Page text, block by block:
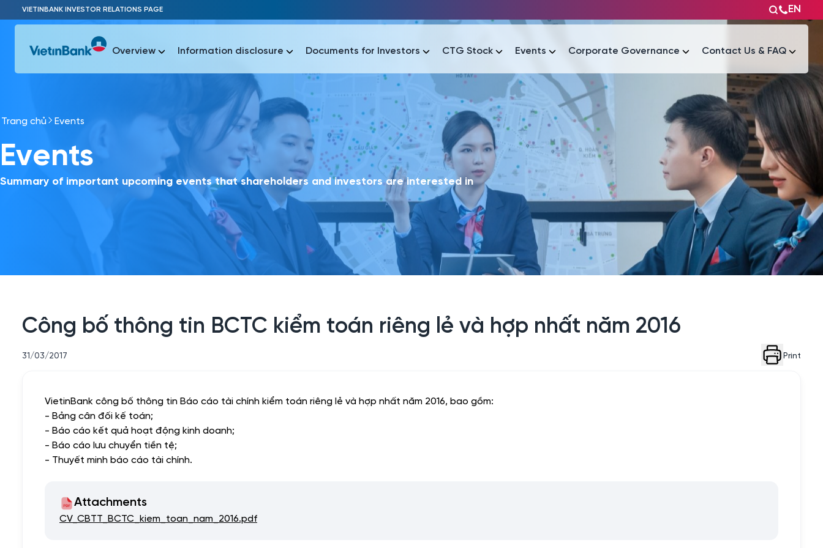
Skip to Main Content
VIETINBANK INVESTOR RELATIONS PAGE EN
Most Popular
Báo cáo tài chính Thông tin giao dịch Công bố thông tin Sự kiện
Overview Information disclosure Documents for Investors CTG Stock Events Corporate Governance Contact Us & FAQ
Most Popular
Thông tin giao dịch Công bố thông tin Tài liệu
Trang chủ Events
Events
Summary of important upcoming events that shareholders and investors are interested in
Công bố thông tin BCTC kiểm toán riêng lẻ và hợp nhất năm 2016
31/03/2017 Print
VietinBank công bố thông tin Báo cáo tài chính kiểm toán riêng lẻ và hợp nhất năm 2016, bao gồm:
- Bảng cân đối kế toán;
- Báo cáo kết quả hoạt động kinh doanh;
- Báo cáo lưu chuyển tiền tệ;
- Thuyết minh báo cáo tài chính.
Attachments
CV_CBTT_BCTC_kiem_toan_nam_2016.pdf